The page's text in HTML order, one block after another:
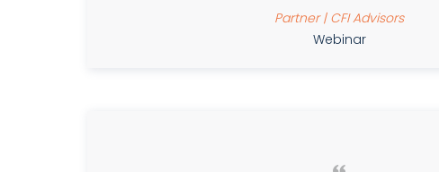
Partner | CFI Advisors
Webinar